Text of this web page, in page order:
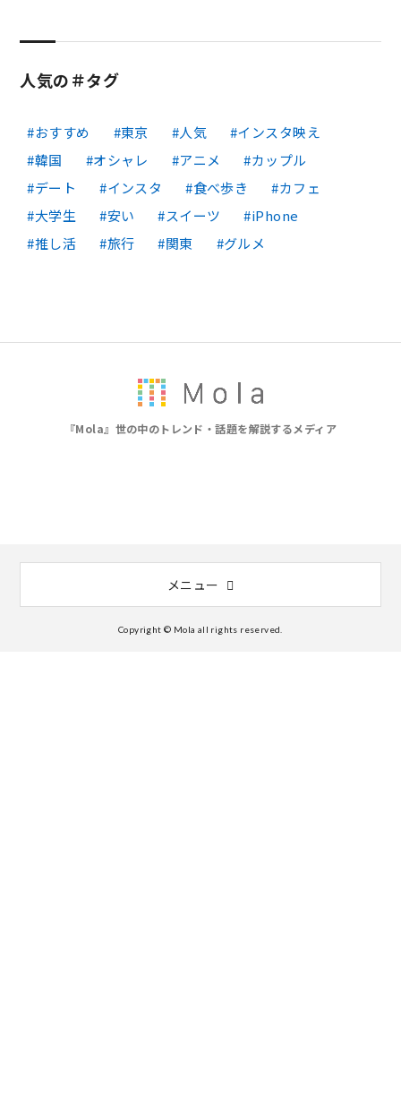
人気の＃タグ
おすすめ 東京 人気
インスタ映え
韓国
オシャレ アニメ
カップル
デート
インスタ 食べ歩き
カフェ
大学生
安い スイーツ
iPhone
推し活
旅行 関東 グルメ
『Mola』世の中のトレンド・話題を解説するメディア
メニュー
Copyright © Mola all rights reserved.